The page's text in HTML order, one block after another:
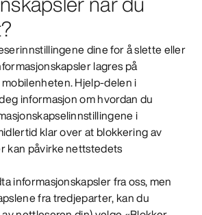
dine for å slette eller
lagres på
Hjelp-delen i
informasjon om hvordan du
i
klar over at blokkering av
kan påvirke nettstedets
informasjonskapsler fra oss, men
fra tredjeparter, kan du